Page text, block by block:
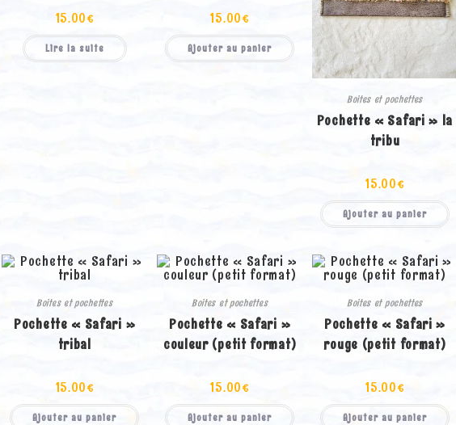
15.00€
Lire la suite
15.00€
Ajouter au panier
Boites et pochettes
Pochette « Safari » la
tribu
15.00€
Ajouter au panier
Boites et pochettes
Pochette « Safari »
tribal
15.00€
Ajouter au panier
Boites et pochettes
Pochette « Safari »
couleur (petit format)
15.00€
Ajouter au panier
Boites et pochettes
Pochette « Safari »
rouge (petit format)
15.00€
Ajouter au panier